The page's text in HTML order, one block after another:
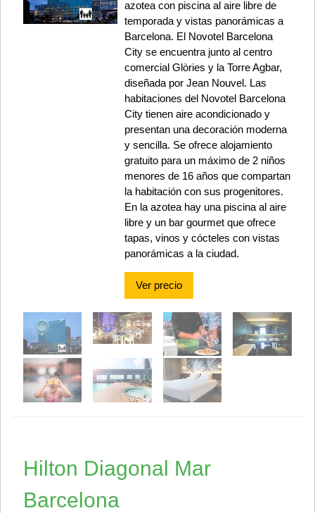
azotea con piscina al aire libre de
temporada y vistas panorámicas a
Barcelona. El Novotel Barcelona
City se encuentra junto al centro
comercial Glòries y la Torre Agbar,
diseñada por Jean Nouvel. Las
habitaciones del Novotel Barcelona
City tienen aire acondicionado y
presentan una decoración moderna
y sencilla. Se ofrece alojamiento
gratuito para un máximo de 2 niños
menores de 16 años que compartan
la habitación con sus progenitores.
En la azotea hay una piscina al aire
libre y un bar gourmet que ofrece
tapas, vinos y cócteles con vistas
panorámicas a la ciudad.
Ver precio
Hilton Diagonal Mar
Barcelona